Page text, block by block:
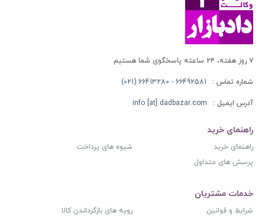
۷ روز هفته، ۲۴ ساعته پاسخگوی شما هستیم
شماره تماس : 66492581 - 66413280 (021)
آدرس ایمیل : info [at] dadbazar.com
راهنمای خرید
راهنمای خرید
شیوه های پرداخت
پرسش های متداول
خدمات مشتریان
شرایط و قوانین
رویه های بازگرداندن کالا